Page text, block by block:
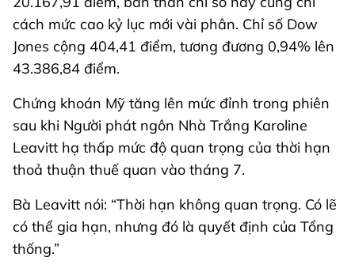
cách mức cao kỷ lục mới vài phân. Chỉ số Dow
Jones cộng 404,41 điểm, tương đương 0,94% lên
43.386,84 điểm.
Chứng khoán Mỹ tăng lên mức đỉnh trong phiên
sau khi Người phát ngôn Nhà Trắng Karoline
Leavitt hạ thấp mức độ quan trọng của thời hạn
thoả thuận thuế quan vào tháng 7.
Bà Leavitt nói: “Thời hạn không quan trọng. Có lẽ
có thể gia hạn, nhưng đó là quyết định của Tổng
thống.”